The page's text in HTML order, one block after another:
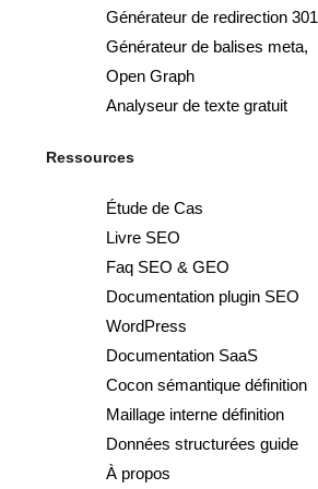
Générateur de redirection 301
Générateur de balises meta,
Open Graph
Analyseur de texte gratuit
Ressources
Étude de Cas
Livre SEO
Faq SEO & GEO
Documentation plugin SEO
WordPress
Documentation SaaS
Cocon sémantique définition
Maillage interne définition
Données structurées guide
À propos